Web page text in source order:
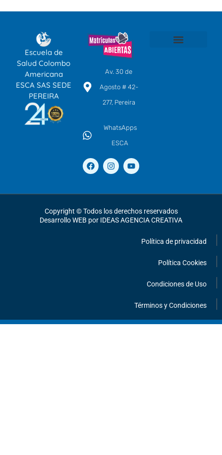
Escuela de
Salud Colombo
Americana
ESCA SAS SEDE
PEREIRA
Av. 30 de
Agosto # 42-
277, Pereira
WhatsApps
ESCA
F
a
b
o
k
I
n
a
r
a
m
Y
o
u
e
Copyright © Todos los derechos reservados
Desarrollo WEB por IDEAS AGENCIA CREATIVA
Política de privacidad
Política Cookies
Condiciones de Uso
Términos y Condiciones